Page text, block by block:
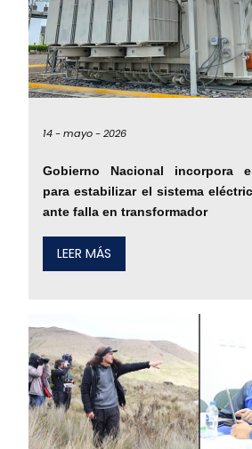
14 -mayo -2026
Gobierno Nacional incorpora
para estabilizar el sistema
ante falla en transformador
LEER MÁS